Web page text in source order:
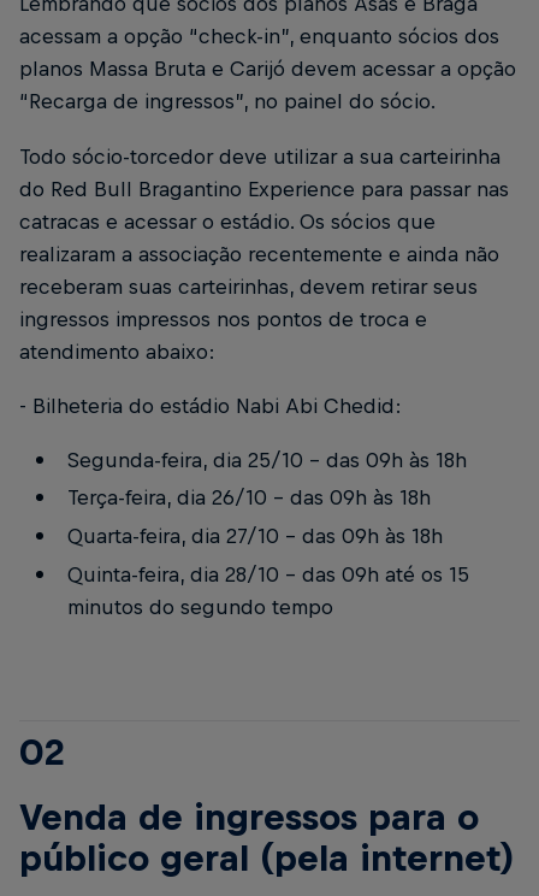
acessam a opção “check-in”, enquanto sócios dos
planos Massa Bruta e Carijó devem acessar a opção
“Recarga de ingressos”, no painel do sócio.
Todo sócio-torcedor deve utilizar a sua carteirinha
do Red Bull Bragantino Experience para passar nas
catracas e acessar o estádio. Os sócios que
realizaram a associação recentemente e ainda não
receberam suas carteirinhas, devem retirar seus
ingressos impressos nos pontos de troca e
atendimento abaixo:
- Bilheteria do estádio Nabi Abi Chedid:
Segunda-feira, dia 25/10 – das 09h às 18h
Terça-feira, dia 26/10 – das 09h às 18h
Quarta-feira, dia 27/10 – das 09h às 18h
Quinta-feira, dia 28/10 – das 09h até os 15
minutos do segundo tempo
02
Venda de ingressos para o
público geral (pela internet)